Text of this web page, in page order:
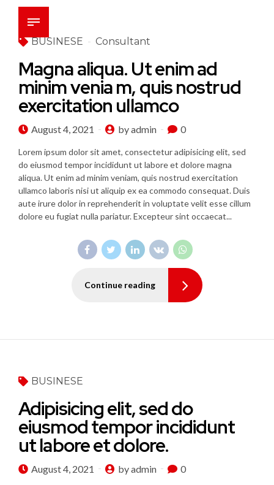
BUSINESE Consultant
Magna aliqua. Ut enim ad
minim venia m, quis nostrud
exercitation ullamco
August 4, 2021 by admin 0
Lorem ipsum dolor sit amet, consectetur adipisicing elit, sed
do eiusmod tempor incididunt ut labore et dolore magna
aliqua. Ut enim ad minim veniam, quis nostrud exercitation
ullamco laboris nisi ut aliquip ex ea commodo consequat. Duis
aute irure dolor in reprehenderit in voluptate velit esse cillum
dolore eu fugiat nulla pariatur. Excepteur sint occaecat...
Continue reading
BUSINESE
Adipisicing elit, sed do
eiusmod tempor incididunt
ut labore et dolore.
August 4, 2021 by admin 0